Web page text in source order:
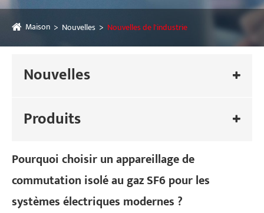
Maison Nouvelles Nouvelles de l'industrie
Nouvelles
Produits
Pourquoi choisir un appareillage de
commutation isolé au gaz SF6 pour les
systèmes électriques modernes ?